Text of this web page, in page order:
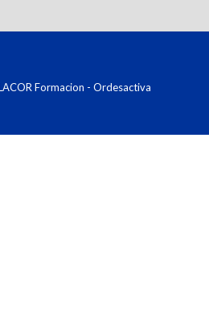
Formacion - Ordesactiva